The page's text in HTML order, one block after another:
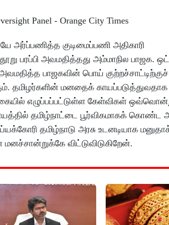
அர்ப்பணித்த குடிமைப்பணி அதிகாரி
பரப்பி அவமதித்தது அம்மாநில பாஜக.
பாஜகவின் பொய் குற்றச்சாட்டிற்குச்
தமிழர்களின் மனதைக்
எழுப்பப்பட்டுள்ள கேள்விகள்
தமிழ்நாட்டை பூர்விகமாகக் கொண்ட
தமிழ்நாடு அரசு உடனடியாக
விட்டுவிடுகிறேன்.